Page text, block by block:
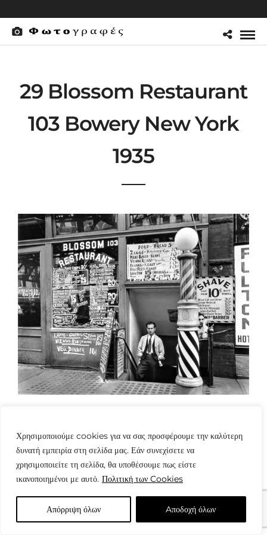
Χρησιμοποιούμε cookies για να σας προσφέρουμε την καλύτερη
δυνατή εμπειρία στη σελίδα μας. Εάν συνεχίσετε να
χρησιμοποιείτε τη σελίδα, θα υποθέσουμε πως είστε
ικανοποιημένοι με αυτό. Πολιτική των Cookies
Απόρριψη όλων Aποδοχή όλων
29 Blossom Restaurant
103 Bowery New York
1935